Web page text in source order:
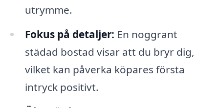
utrymme.
Fokus på detaljer: En noggrant
städad bostad visar att du bryr dig,
vilket kan påverka köpares första
intryck positivt.